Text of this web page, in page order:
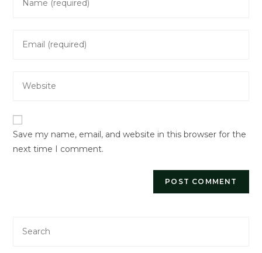
your
comment
your
address
your
URL
(optional)
Save my name, email, and website in this browser for the
next time I comment.